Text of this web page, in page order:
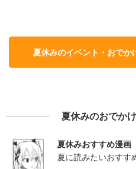
夏休みのイベント・おでか
夏休みのおでか
夏休みおすすめ漫画
夏に読みたいおすす